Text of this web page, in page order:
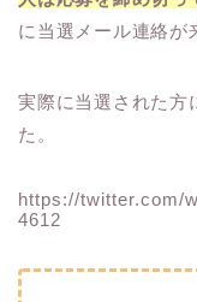
に当選メール連絡が
実際に当選された方
た。
https://twitter.com/
4612